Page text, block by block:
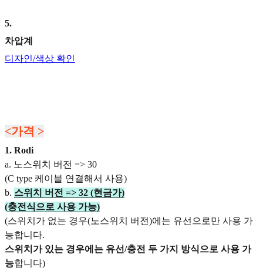
5.
차압계
디자인/색상 확인
<가격 >
1. Rodi
a. 노스위치 버전 => 30
(C type 케이블 연결해서 사용)
b. 스위치 버전 => 32 (현금가)
(충전식으로 사용 가능)
(스위치가 없는 경우(노스위치 버전)에는 유선으로만 사용 가
능합니다.
스위치가 있는 경우에는 유선/충전 두 가지 방식으로 사용 가
능합니다)